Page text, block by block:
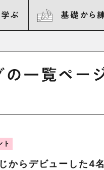
ぶ 基礎から
の一覧ペー
ト
からデビューした4